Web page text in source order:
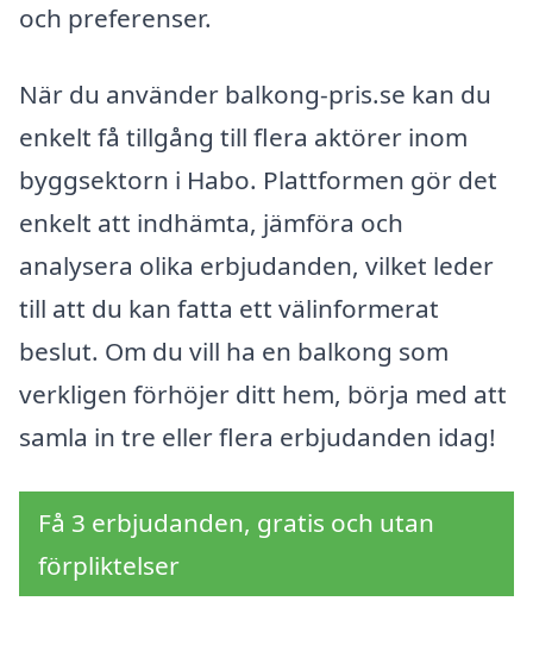
och preferenser.
När du använder balkong-pris.se kan du
enkelt få tillgång till flera aktörer inom
byggsektorn i Habo. Plattformen gör det
enkelt att indhämta, jämföra och
analysera olika erbjudanden, vilket leder
till att du kan fatta ett välinformerat
beslut. Om du vill ha en balkong som
verkligen förhöjer ditt hem, börja med att
samla in tre eller flera erbjudanden idag!
Få 3 erbjudanden, gratis och utan
förpliktelser